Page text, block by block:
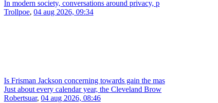
In modern society, conversations around privacy, p
Trollpoe, 04 aug 2026, 09:34
Is Frisman Jackson concerning towards gain the mas
Just about every calendar year, the Cleveland Brow
Robertsuar, 04 aug 2026, 08:46